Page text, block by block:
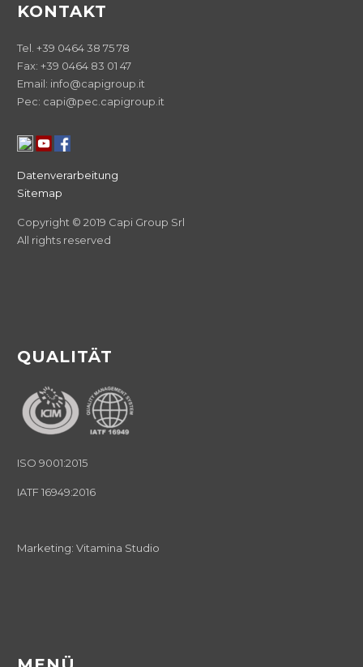
KONTAKT
Tel. +39 0464 38 75 78
Fax: +39 0464 83 01 47
Email: info@capigroup.it
Pec: capi@pec.capigroup.it
Datenverarbeitung
Sitemap
Copyright © 2019 Capi Group Srl
All rights reserved
QUALITÄT
ISO 9001:2015
IATF 16949:2016
Marketing: Vitamina Studio